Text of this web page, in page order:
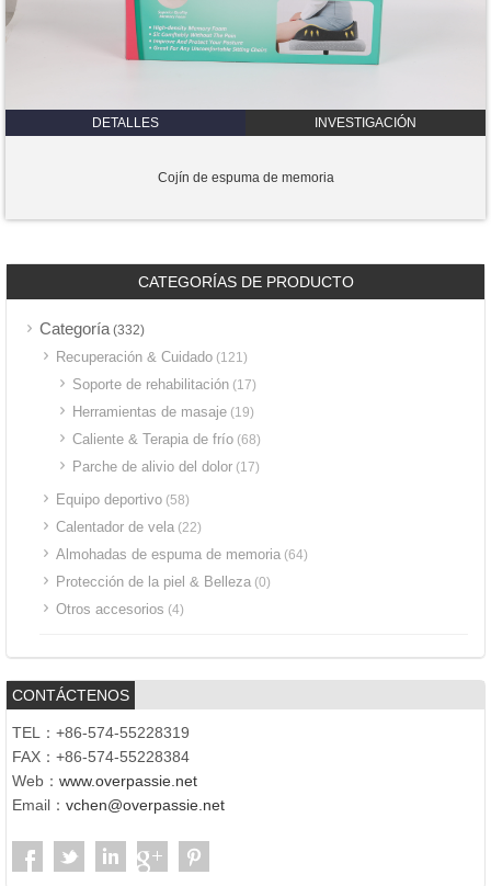
DETALLES INVESTIGACIÓN
Cojín de espuma de memoria
CATEGORÍAS DE PRODUCTO
Categoría (332)
Recuperación & Cuidado (121)
Soporte de rehabilitación (17)
Herramientas de masaje (19)
Caliente & Terapia de frío (68)
Parche de alivio del dolor (17)
Equipo deportivo (58)
Calentador de vela (22)
Almohadas de espuma de memoria (64)
Protección de la piel & Belleza (0)
Otros accesorios (4)
CONTÁCTENOS
TEL：+86-574-55228319
FAX：+86-574-55228384
Web： www.overpassie.net
Email： vchen@overpassie.net